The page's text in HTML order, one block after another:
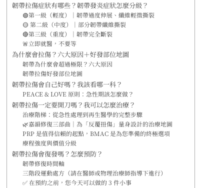
韌帶拉傷症狀有哪些？韌帶發炎症狀怎麼分級？
🟢第一級（輕度）｜韌帶過度伸展、纖維輕微撕裂
🟡 第二級（中度）｜部分韌帶纖維撕裂
🔴第三級（重度）｜韌帶完全斷裂
🚨立即就醫，不要等
為什麼會拉傷？六大原因＋好發部位地圖
韌帶為什麼會超過極限？六大原因
韌帶拉傷好發部位地圖
韌帶拉傷會自己好嗎？我該看哪一科？
PEACE & LOVE 原則：急性期該怎麼做？
韌帶拉傷一定要開刀嗎？我可以怎麼治療？
治療階梯：從急性處理到再生醫學的完整步驟
🌿嘉韻修復三部曲｜為「反覆扭傷」量身設計的治療地圖
PRP 是值得信賴的起點，BMAC 是為您準備的終極選項
療程強度與價值分級
韌帶拉傷會復發嗎？怎麼預防？
韌帶修復時間軸
三階段運動處方（請在醫師或物理治療師指導下進行）
✅ 在預約之前，您今天可以做的 3 件小事